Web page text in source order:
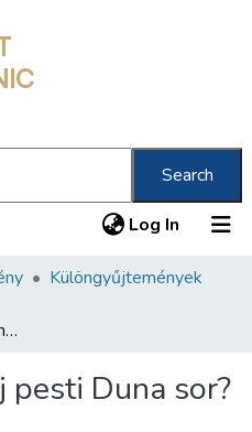
Search
Log In (current)
Különgyűjtemények
Milyen lesz az új pesti Duna sor?
pesti Duna sor?